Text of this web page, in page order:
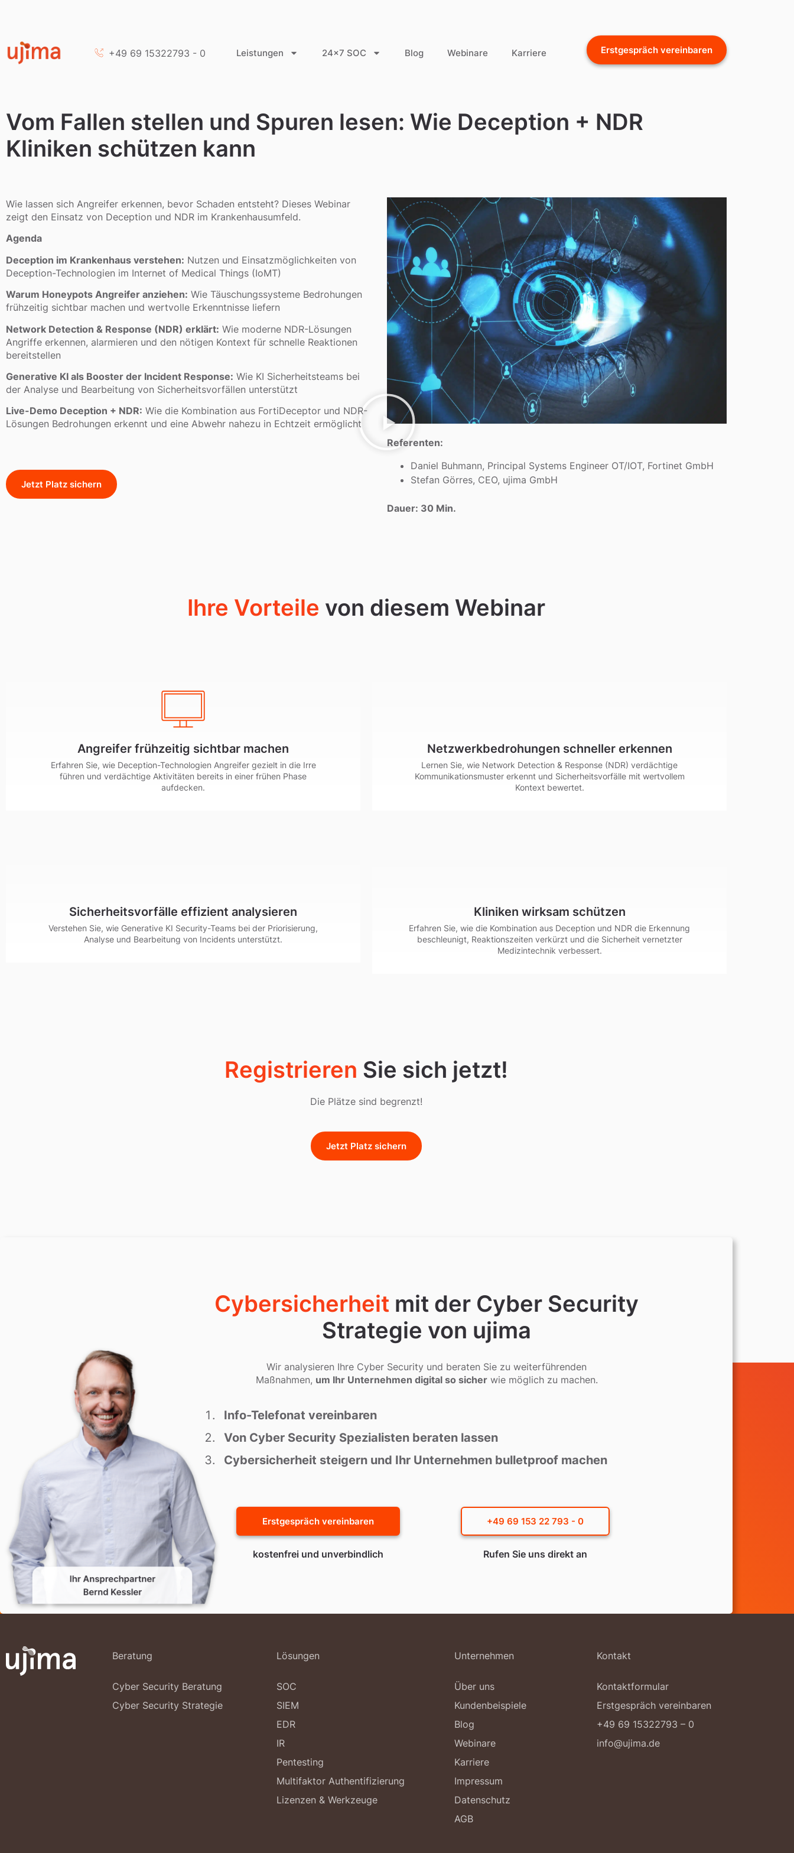
+49 69 15322793 - 0 Leistungen 24×7 SOC Blog Webinare Karriere Erstgespräch vereinbaren
Vom Fallen stellen und Spuren lesen: Wie Deception + NDR
Kliniken schützen kann
Wie lassen sich Angreifer erkennen, bevor Schaden entsteht? Dieses Webinar
zeigt den Einsatz von Deception und NDR im Krankenhausumfeld.
Agenda
Deception im Krankenhaus verstehen: Nutzen und Einsatzmöglichkeiten von
Deception-Technologien im Internet of Medical Things (IoMT)
Warum Honeypots Angreifer anziehen: Wie Täuschungssysteme Bedrohungen
frühzeitig sichtbar machen und wertvolle Erkenntnisse liefern
Network Detection & Response (NDR) erklärt: Wie moderne NDR-Lösungen
Angriffe erkennen, alarmieren und den nötigen Kontext für schnelle Reaktionen
bereitstellen
Generative KI als Booster der Incident Response: Wie KI Sicherheitsteams bei
der Analyse und Bearbeitung von Sicherheitsvorfällen unterstützt
Live-Demo Deception + NDR: Wie die Kombination aus FortiDeceptor und NDR-
Lösungen Bedrohungen erkennt und eine Abwehr nahezu in Echtzeit ermöglicht
Jetzt Platz sichern
Referenten:
Daniel Buhmann, Principal Systems Engineer OT/IOT, Fortinet GmbH
Stefan Görres, CEO, ujima GmbH
Dauer: 30 Min.
Ihre Vorteile von diesem Webinar
Angreifer frühzeitig sichtbar machen
Erfahren Sie, wie Deception-Technologien Angreifer gezielt in die Irre
führen und verdächtige Aktivitäten bereits in einer frühen Phase
aufdecken.
Netzwerkbedrohungen schneller erkennen
Lernen Sie, wie Network Detection & Response (NDR) verdächtige
Kommunikationsmuster erkennt und Sicherheitsvorfälle mit wertvollem
Kontext bewertet.
Sicherheitsvorfälle effizient analysieren
Verstehen Sie, wie Generative KI Security-Teams bei der Priorisierung,
Analyse und Bearbeitung von Incidents unterstützt.
Kliniken wirksam schützen
Erfahren Sie, wie die Kombination aus Deception und NDR die Erkennung
beschleunigt, Reaktionszeiten verkürzt und die Sicherheit vernetzter
Medizintechnik verbessert.
Registrieren Sie sich jetzt!
Die Plätze sind begrenzt!
Jetzt Platz sichern
Cybersicherheit mit der Cyber Security
Strategie von ujima
Wir analysieren Ihre Cyber Security und beraten Sie zu weiterführenden
Maßnahmen, um Ihr Unternehmen digital so sicherwie möglich zu machen.
Info-Telefonat vereinbaren
Von Cyber Security Spezialisten beraten lassen
Cybersicherheit steigern und Ihr Unternehmen bulletproof machen
Erstgespräch vereinbaren
kostenfrei und unverbindlich
+49 69 153 22 793 - 0
Rufen Sie uns direkt an
Beratung
Cyber Security Beratung
Cyber Security Strategie
Lösungen
SOC
SIEM
EDR
IR
Pentesting
Multifaktor Authentifizierung
Lizenzen & Werkzeuge
Unternehmen
Über uns
Kundenbeispiele
Blog
Webinare
Karriere
Impressum
Datenschutz
AGB
Kontakt
Kontaktformular
Erstgespräch vereinbaren
+49 69 15322793 – 0
info@ujima.de